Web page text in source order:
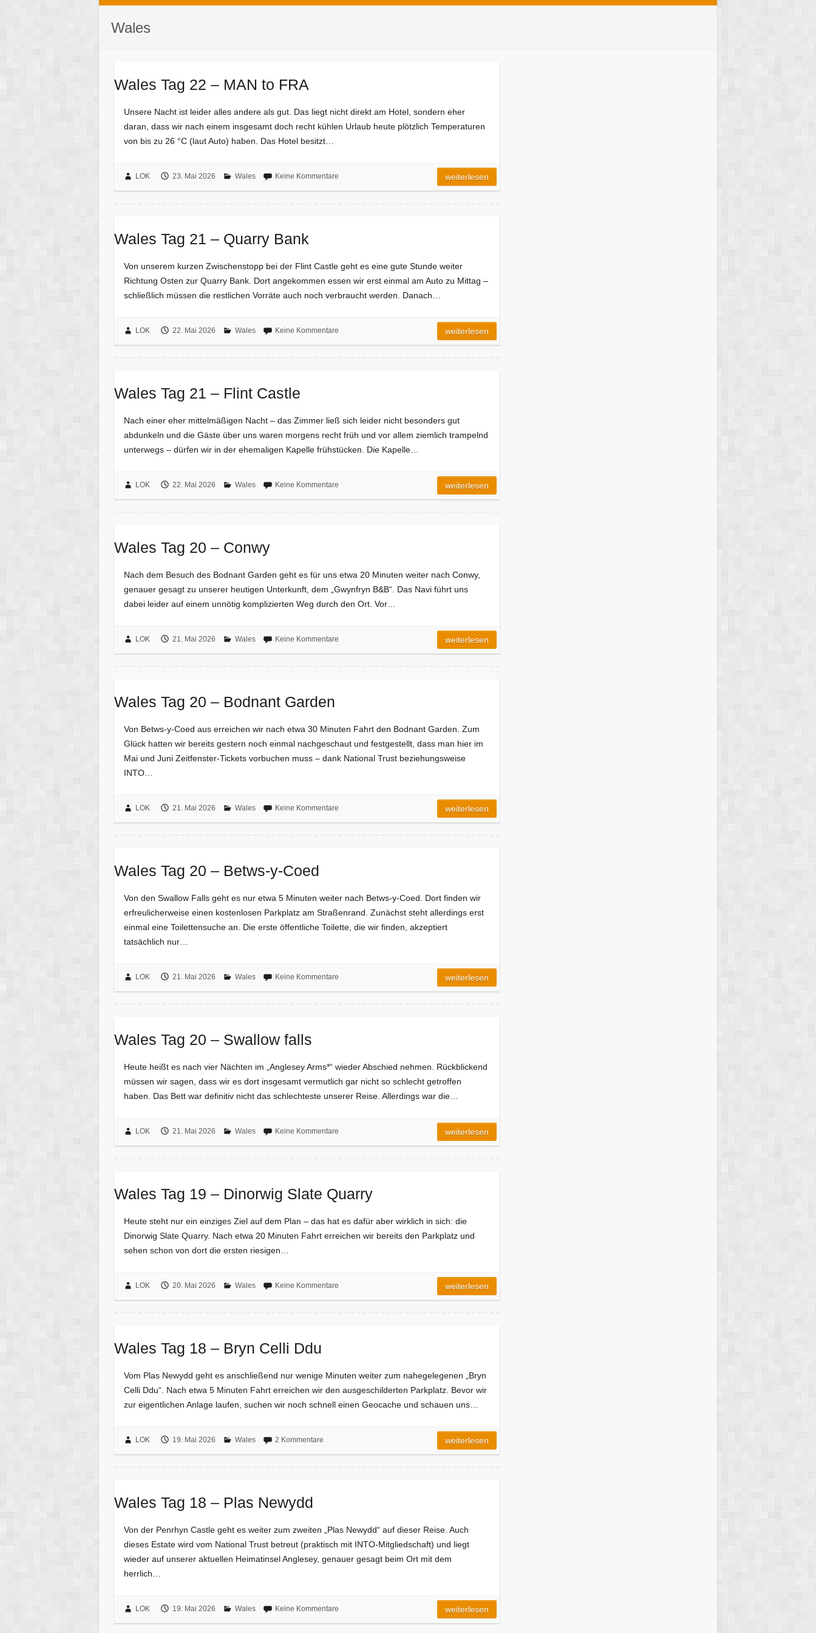
Wales
Wales Tag 22 – MAN to FRA
Unsere Nacht ist leider alles andere als gut. Das liegt nicht direkt am Hotel, sondern eher
daran, dass wir nach einem insgesamt doch recht kühlen Urlaub heute plötzlich Temperaturen
von bis zu 26 °C (laut Auto) haben. Das Hotel besitzt…
LOK 23. Mai 2026 Wales Keine Kommentare weiterlesen
Wales Tag 21 – Quarry Bank
Von unserem kurzen Zwischenstopp bei der Flint Castle geht es eine gute Stunde weiter
Richtung Osten zur Quarry Bank. Dort angekommen essen wir erst einmal am Auto zu Mittag –
schließlich müssen die restlichen Vorräte auch noch verbraucht werden. Danach…
LOK 22. Mai 2026 Wales Keine Kommentare weiterlesen
Wales Tag 21 – Flint Castle
Nach einer eher mittelmäßigen Nacht – das Zimmer ließ sich leider nicht besonders gut
abdunkeln und die Gäste über uns waren morgens recht früh und vor allem ziemlich trampelnd
unterwegs – dürfen wir in der ehemaligen Kapelle frühstücken. Die Kapelle…
LOK 22. Mai 2026 Wales Keine Kommentare weiterlesen
Wales Tag 20 – Conwy
Nach dem Besuch des Bodnant Garden geht es für uns etwa 20 Minuten weiter nach Conwy,
genauer gesagt zu unserer heutigen Unterkunft, dem „Gwynfryn B&B“. Das Navi führt uns
dabei leider auf einem unnötig komplizierten Weg durch den Ort. Vor…
LOK 21. Mai 2026 Wales Keine Kommentare weiterlesen
Wales Tag 20 – Bodnant Garden
Von Betws-y-Coed aus erreichen wir nach etwa 30 Minuten Fahrt den Bodnant Garden. Zum
Glück hatten wir bereits gestern noch einmal nachgeschaut und festgestellt, dass man hier im
Mai und Juni Zeitfenster-Tickets vorbuchen muss – dank National Trust beziehungsweise
INTO…
LOK 21. Mai 2026 Wales Keine Kommentare weiterlesen
Wales Tag 20 – Betws-y-Coed
Von den Swallow Falls geht es nur etwa 5 Minuten weiter nach Betws-y-Coed. Dort finden wir
erfreulicherweise einen kostenlosen Parkplatz am Straßenrand. Zunächst steht allerdings erst
einmal eine Toilettensuche an. Die erste öffentliche Toilette, die wir finden, akzeptiert
tatsächlich nur…
LOK 21. Mai 2026 Wales Keine Kommentare weiterlesen
Wales Tag 20 – Swallow falls
Heute heißt es nach vier Nächten im „Anglesey Arms*“ wieder Abschied nehmen. Rückblickend
müssen wir sagen, dass wir es dort insgesamt vermutlich gar nicht so schlecht getroffen
haben. Das Bett war definitiv nicht das schlechteste unserer Reise. Allerdings war die…
LOK 21. Mai 2026 Wales Keine Kommentare weiterlesen
Wales Tag 19 – Dinorwig Slate Quarry
Heute steht nur ein einziges Ziel auf dem Plan – das hat es dafür aber wirklich in sich: die
Dinorwig Slate Quarry. Nach etwa 20 Minuten Fahrt erreichen wir bereits den Parkplatz und
sehen schon von dort die ersten riesigen…
LOK 20. Mai 2026 Wales Keine Kommentare weiterlesen
Wales Tag 18 – Bryn Celli Ddu
Vom Plas Newydd geht es anschließend nur wenige Minuten weiter zum nahegelegenen „Bryn
Celli Ddu“. Nach etwa 5 Minuten Fahrt erreichen wir den ausgeschilderten Parkplatz. Bevor wir
zur eigentlichen Anlage laufen, suchen wir noch schnell einen Geocache und schauen uns…
LOK 19. Mai 2026 Wales 2 Kommentare weiterlesen
Wales Tag 18 – Plas Newydd
Von der Penrhyn Castle geht es weiter zum zweiten „Plas Newydd“ auf dieser Reise. Auch
dieses Estate wird vom National Trust betreut (praktisch mit INTO-Mitgliedschaft) und liegt
wieder auf unserer aktuellen Heimatinsel Anglesey, genauer gesagt beim Ort mit dem
herrlich…
LOK 19. Mai 2026 Wales Keine Kommentare weiterlesen